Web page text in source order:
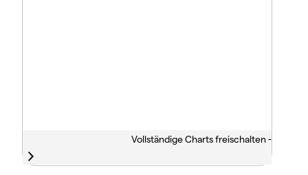
Vollständige Charts freischalten -